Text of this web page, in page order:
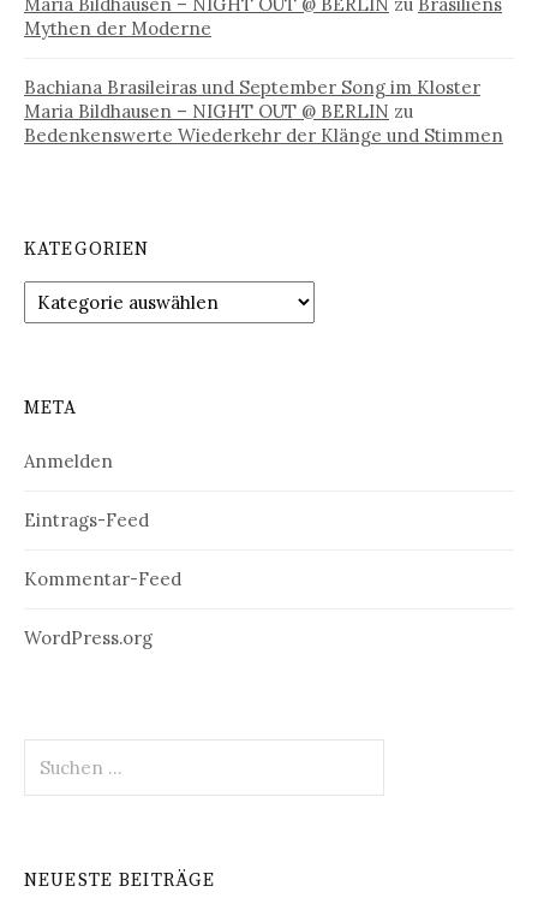
Mythen der Moderne
Bachiana Brasileiras und September Song im Kloster
Maria Bildhausen – NIGHT OUT @ BERLIN zu
Bedenkenswerte Wiederkehr der Klänge und Stimmen
KATEGORIEN
Kategorien
META
Anmelden
Eintrags-Feed
Kommentar-Feed
WordPress.org
nach:
NEUESTE BEITRÄGE